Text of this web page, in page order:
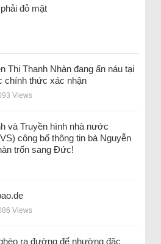
đỏ mặt
Thị Thanh Nhàn đang ẩn náu tại
thức xác nhận
Views
và Truyền hình nhà nước
công bố thông tin bà Nguyễn
trốn sang Đức!
Views
ra đường để nhường đặc